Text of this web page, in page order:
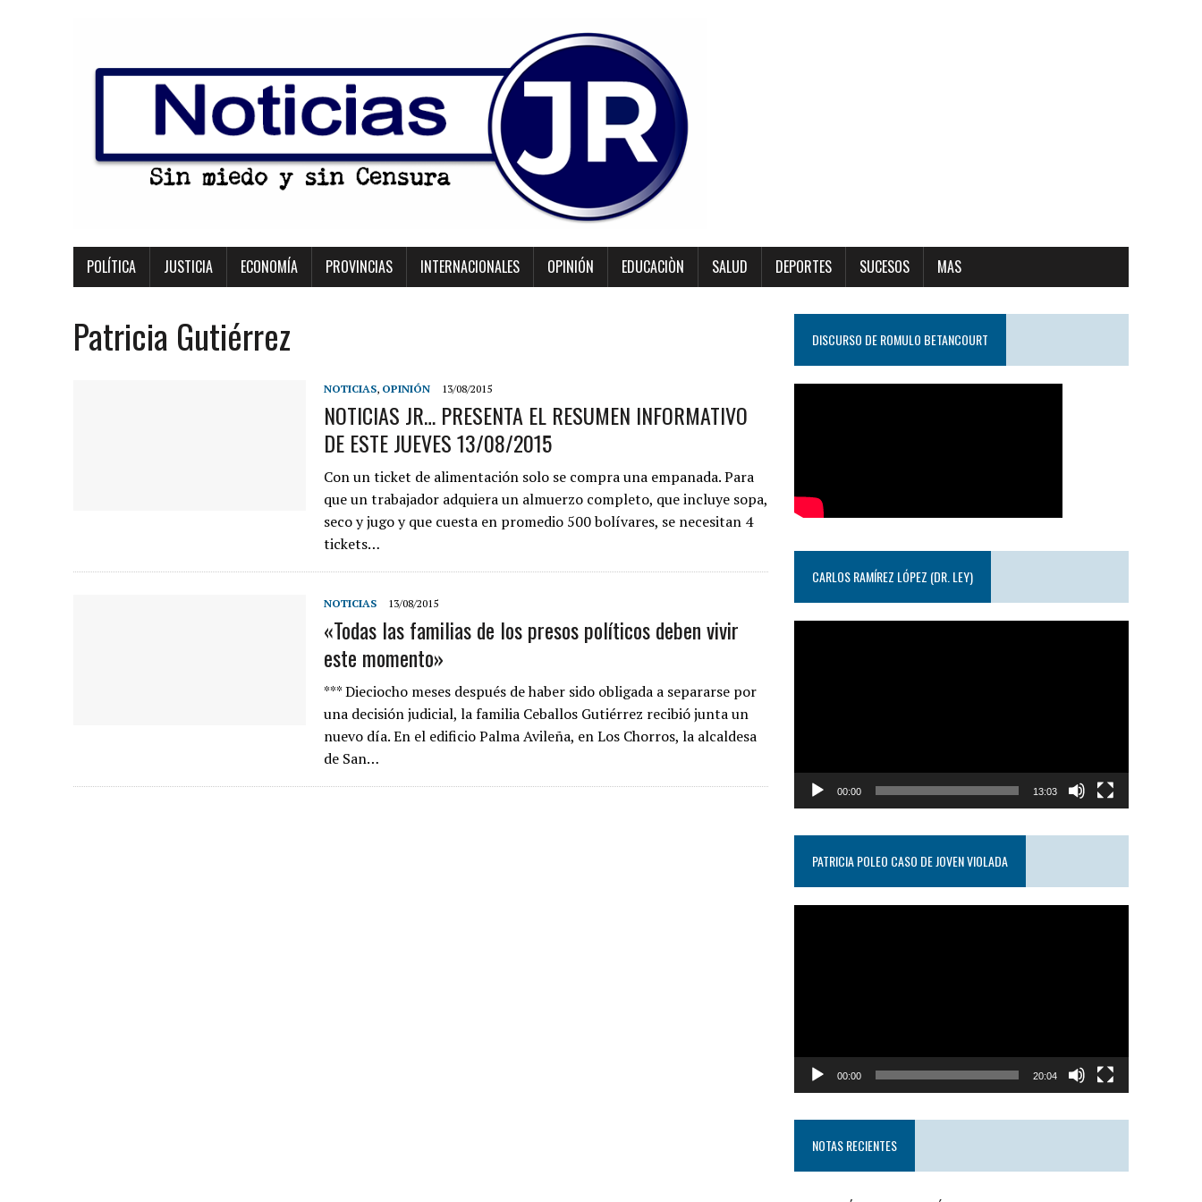
POLÍTICA JUSTICIA ECONOMÍA PROVINCIAS INTERNACIONALES OPINIÓN EDUCACIÒN SALUD DEPORTES SUCESOS MAS
Patricia Gutiérrez
NOTICIAS, OPINIÓN 13/08/2015
NOTICIAS JR… PRESENTA EL RESUMEN INFORMATIVO
DE ESTE JUEVES 13/08/2015
Con un ticket de alimentación solo se compra una empanada. Para
que un trabajador adquiera un almuerzo completo, que incluye sopa,
seco y jugo y que cuesta en promedio 500 bolívares, se necesitan 4
tickets…
NOTICIAS 13/08/2015
«Todas las familias de los presos políticos deben vivir
este momento»
*** Dieciocho meses después de haber sido obligada a separarse por
una decisión judicial, la familia Ceballos Gutiérrez recibió junta un
nuevo día. En el edificio Palma Avileña, en Los Chorros, la alcaldesa
de San…
DISCURSO DE ROMULO BETANCOURT
CARLOS RAMÍREZ LÓPEZ (DR. LEY)
00:00 13:03
PATRICIA POLEO CASO DE JOVEN VIOLADA
00:00 20:04
NOTAS RECIENTES